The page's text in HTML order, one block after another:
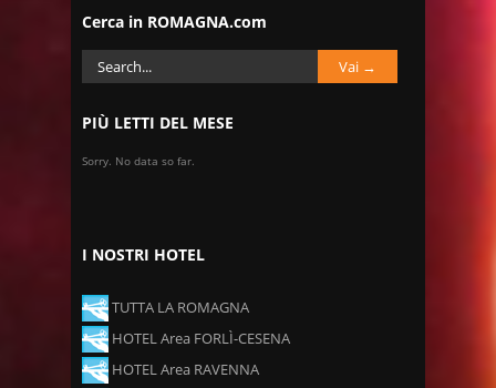
Cerca in ROMAGNA.com
PIÙ LETTI DEL MESE
Sorry. No data so far.
I NOSTRI HOTEL
TUTTA LA ROMAGNA
HOTEL Area FORLÌ-CESENA
HOTEL Area RAVENNA